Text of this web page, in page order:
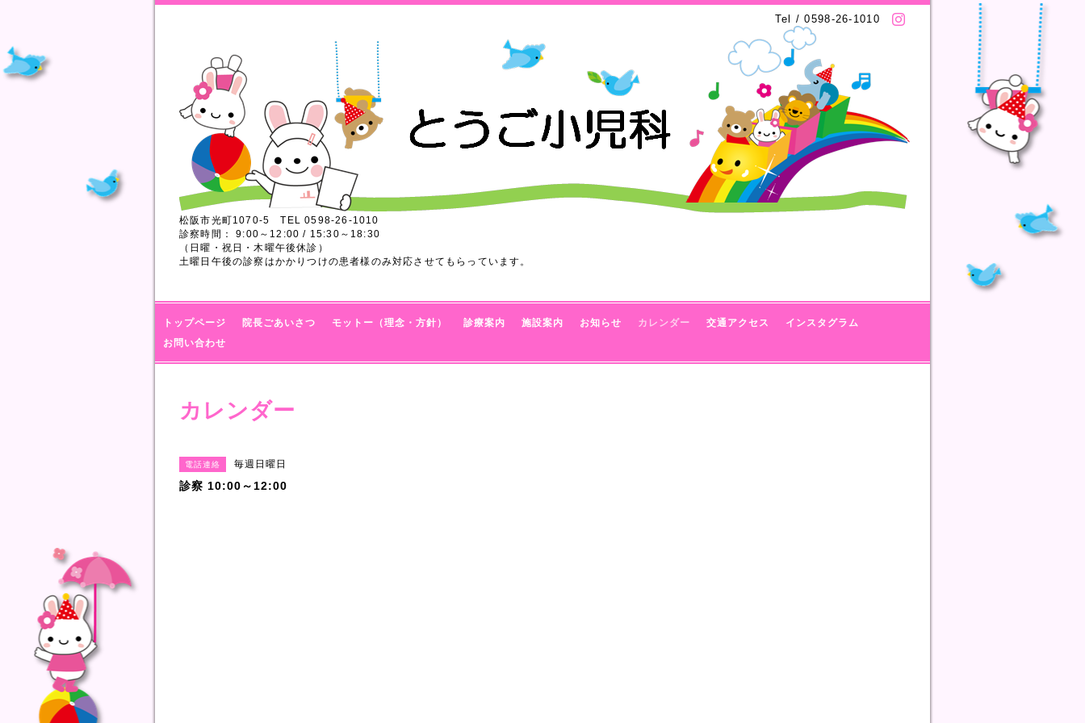
Tel / 0598-26-1010
松阪市光町1070-5 TEL 0598-26-1010
診察時間： 9:00～12:00 / 15:30～18:30
（日曜・祝日・木曜午後休診）
土曜日午後の診察はかかりつけの患者様のみ対応させてもらっています。
トップページ 院長ごあいさつ モットー（理念・方針） 診療案内 施設案内 お知らせ カレンダー 交通アクセス
インスタグラム
お問い合わせ
カレンダー
電話連絡 毎週日曜日
診察 10:00～12:00